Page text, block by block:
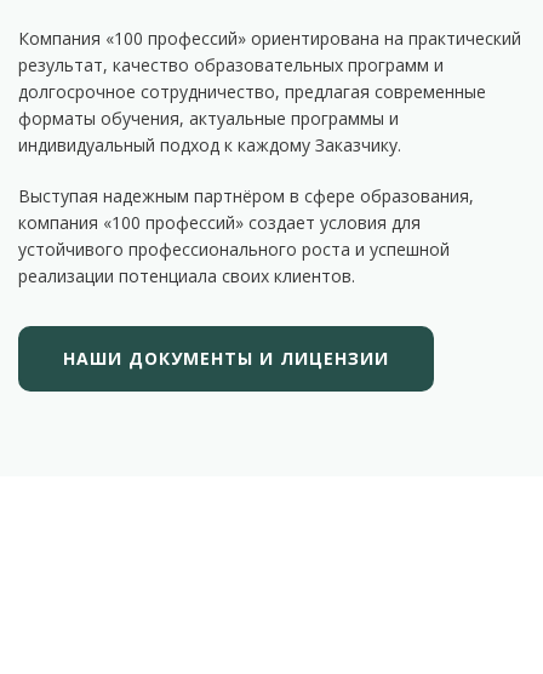
Компания «100 профессий» ориентирована на практический
результат, качество образовательных программ и
долгосрочное сотрудничество, предлагая современные
форматы обучения, актуальные программы и
индивидуальный подход к каждому Заказчику.
Выступая надежным партнёром в сфере образования,
компания «100 профессий» создает условия для
устойчивого профессионального роста и успешной
реализации потенциала своих клиентов.
НАШИ ДОКУМЕНТЫ И ЛИЦЕНЗИИ